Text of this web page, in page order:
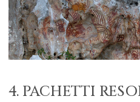
4. PACHETTI